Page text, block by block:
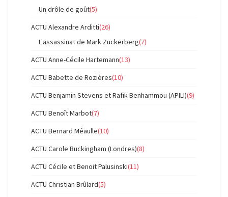
Un drôle de goût(5)
ACTU Alexandre Arditti(26)
L'assassinat de Mark Zuckerberg(7)
ACTU Anne-Cécile Hartemann(13)
ACTU Babette de Rozières(10)
ACTU Benjamin Stevens et Rafik Benhammou (APILI)(9)
ACTU Benoît Marbot(7)
ACTU Bernard Méaulle(10)
ACTU Carole Buckingham (Londres)(8)
ACTU Cécile et Benoit Palusinski(11)
ACTU Christian Brûlard(5)